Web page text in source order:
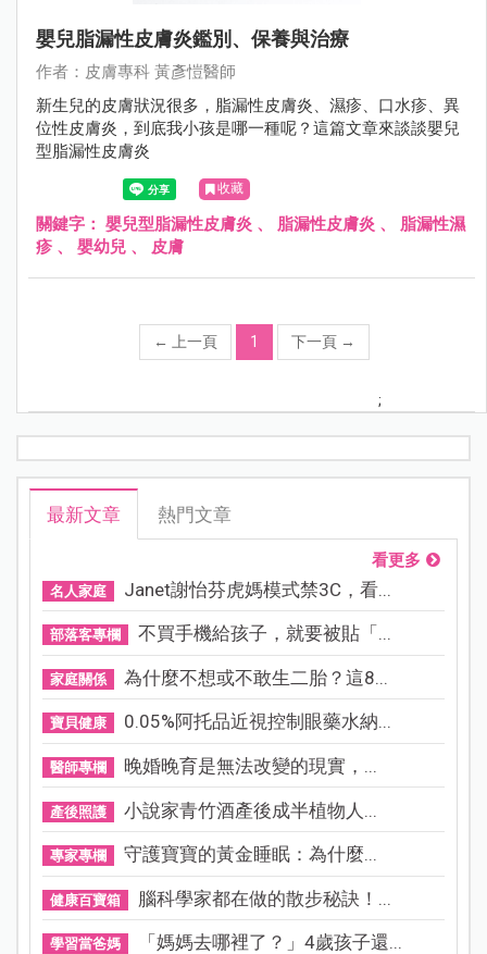
嬰兒脂漏性皮膚炎鑑別、保養與治療
作者：⽪膚專科 黃彥愷醫師
新生兒的皮膚狀況很多，脂漏性皮膚炎、濕疹、口水疹、異
位性皮膚炎，到底我小孩是哪一種呢？這篇文章來談談嬰兒
型脂漏性皮膚炎
收藏
關鍵字： 嬰兒型脂漏性皮膚炎 、 脂漏性皮膚炎 、 脂漏性濕
疹 、 嬰幼兒 、 皮膚
← 上一頁 1 下一頁 →
;
最新文章 熱門文章
看更多
名人家庭 Janet謝怡芬虎媽模式禁3C，看...
部落客專欄 不買手機給孩子，就要被貼「...
家庭關係 為什麼不想或不敢生二胎？這8...
寶貝健康 0.05%阿托品近視控制眼藥水納...
醫師專欄 晚婚晚育是無法改變的現實，...
產後照護 小說家青竹酒產後成半植物人...
專家專欄 守護寶寶的黃金睡眠：為什麼...
健康百寶箱 腦科學家都在做的散步秘訣！...
學習當爸媽 「媽媽去哪裡了？」4歲孩子還...